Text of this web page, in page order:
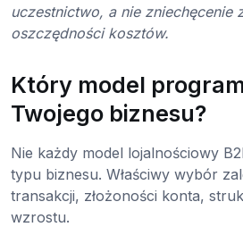
uczestnictwo, a nie zniechęcenie
oszczędności kosztów.
Który model
Twojego biznesu?
Nie każdy model lojalnościowy
typu biznesu. Właściwy wybór
transakcji, złożoności konta,
wzrostu.